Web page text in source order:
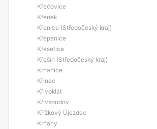
Křečovice
Křenek
Křenice (Středočeský kraj)
Křepenice
Křesetice
Křešín (Středočeský kraj)
Krhanice
Křinec
Křivoklát
Křivsoudov
Křížkový Újezdec
Krňany